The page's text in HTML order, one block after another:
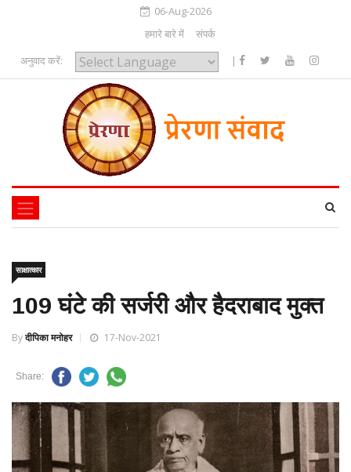
06-Aug-2026
हमारे बारे में
संपर्क
अनुवाद करें:
Powered by
|
साक्षात्कार
109 घंटे की सर्जरी और हैदराबाद मुक्त
Byदीपिका मनोहर 17-Nov-2021
Share: